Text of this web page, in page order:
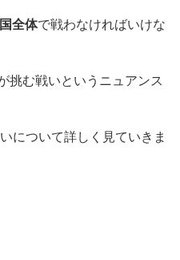
全体で戦わなければいけな
挑む戦いというニュアンス
について詳しく見ていきま